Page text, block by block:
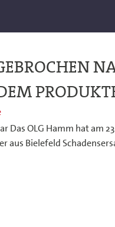
OLG Hamm hat am
aus Bielefeld